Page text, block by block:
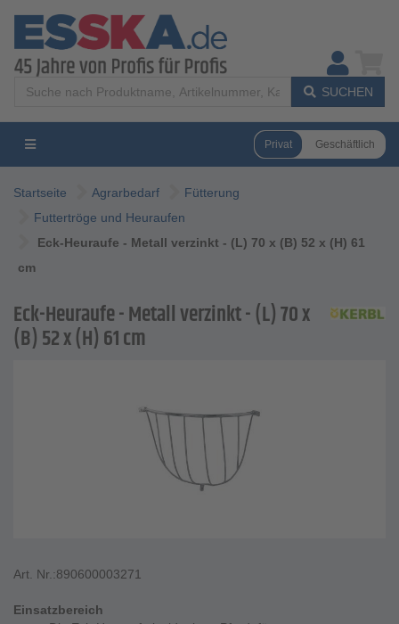
SUCHEN
Privat Geschäftlich
Startseite Agrarbedarf
Fütterung
Futtertröge und Heuraufen
Eck-Heuraufe - Metall verzinkt - (L) 70 x (B) 52 x (H) 61
cm
Eck-Heuraufe - Metall verzinkt - (L) 70 x
(B) 52 x (H) 61 cm
Art. Nr.:890600003271
Einsatzbereich